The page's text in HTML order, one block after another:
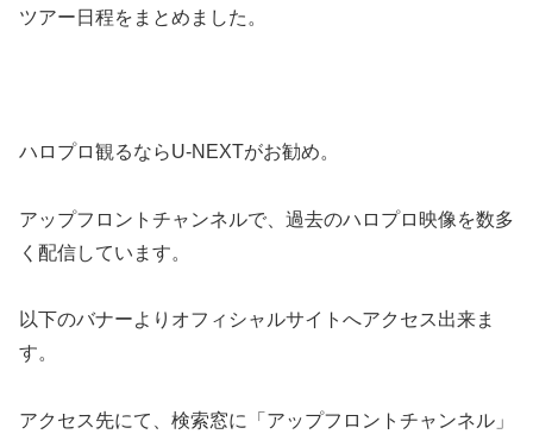
ツアー日程をまとめました。
ハロプロ観るならU-NEXTがお勧め。
アップフロントチャンネルで、過去のハロプロ映像を数多
く配信しています。
以下のバナーよりオフィシャルサイトへアクセス出来ま
す。
アクセス先にて、検索窓に「アップフロントチャンネル」